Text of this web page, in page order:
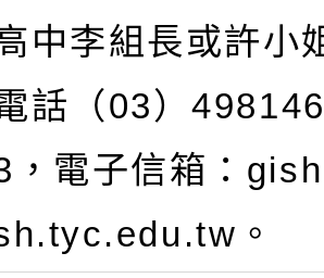
中李組長或許小
話（03）
，電子信箱：
。